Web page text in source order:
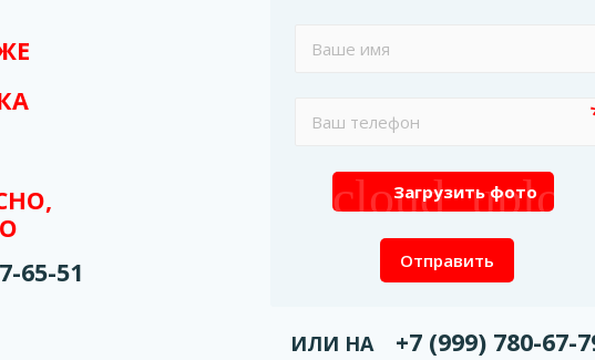
65-51
cloud_upload
Загрузить фото
Отправить
ИЛИ НА +7 (999) 780-67-